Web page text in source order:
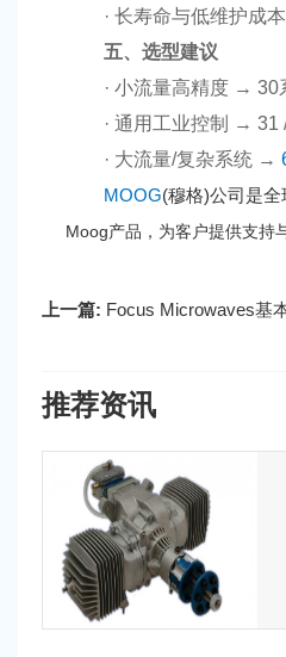
· 长寿命与低维护成本
五、选型建议
· 小流量高精度 → 30
· 通用工业控制 → 31
· 大流量/复杂系统 →
MOOG(穆格)公司是
Moog产品 ，为客户提供支持
上一篇: Focus Microwaves基
推荐资讯